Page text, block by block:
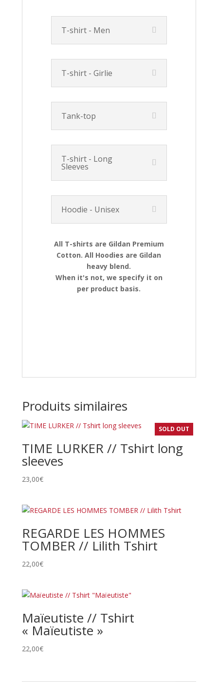
T-shirt - Men
T-shirt - Girlie
Tank-top
T-shirt - Long
Sleeves
Hoodie - Unisex
All T-shirts are Gildan Premium
Cotton. All Hoodies are Gildan
heavy blend.
When it's not, we specify it on
per product basis.
Produits similaires
SOLD OUT
TIME LURKER // Tshirt long
sleeves
23,00€
REGARDE LES HOMMES
TOMBER // Lilith Tshirt
22,00€
Maïeutiste // Tshirt
« Maïeutiste »
22,00€